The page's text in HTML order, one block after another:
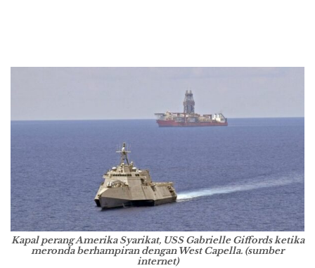
Kapal perang Amerika Syarikat, USS Gabrielle Giffords ketika
meronda berhampiran dengan West Capella. (sumber
internet)